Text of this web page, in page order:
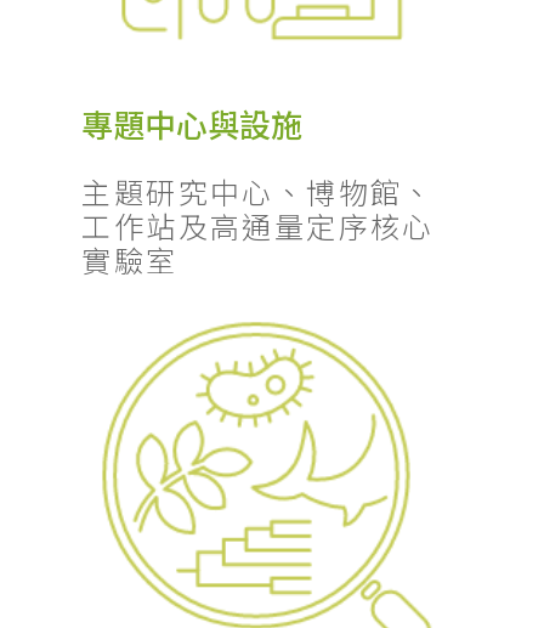
專題中心與設施
主題研究中心、博物館、
工作站及高通量定序核心
實驗室